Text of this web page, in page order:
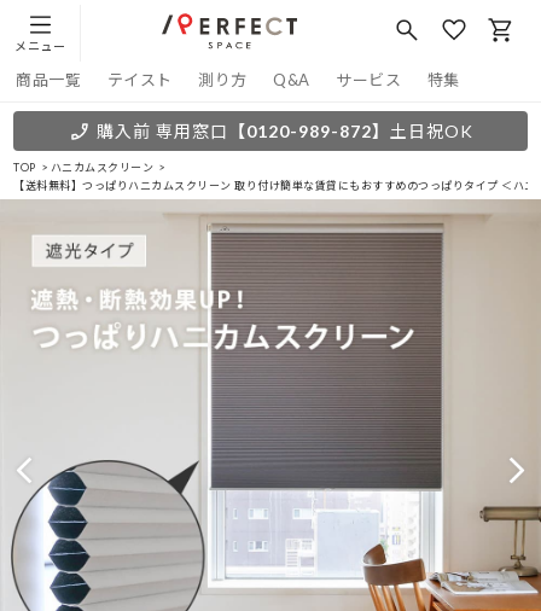
メニュー
商品一覧 テイスト 測り方 Q&A サービス 特集
購入前 専用窓口 【0120-989-872】 土日祝OK
TOP
ハニカムスクリーン
【送料無料】つっぱりハニカムスクリーン 取り付け簡単な賃貸にもおすすめのつっぱりタイプ ＜ハニ